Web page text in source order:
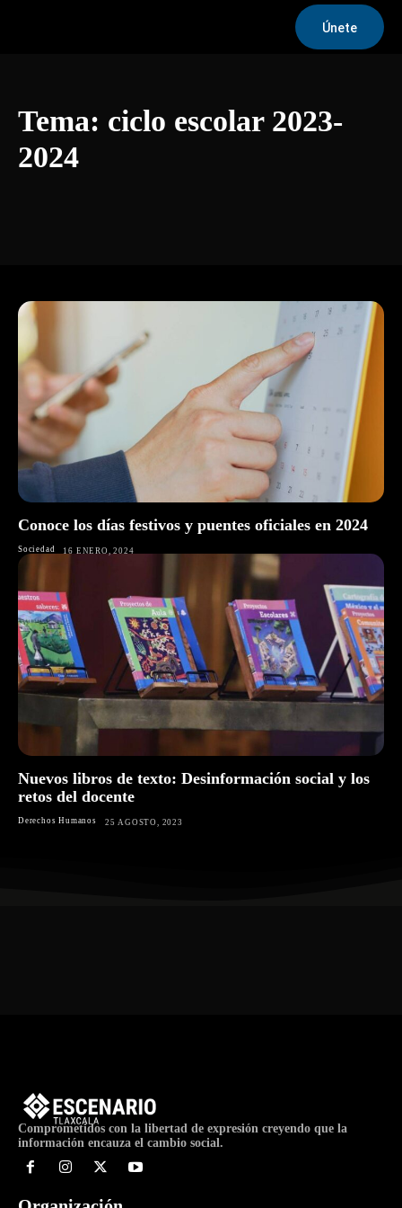
Únete
Tema: ciclo escolar 2023-
2024
Conoce los días festivos y puentes oficiales en 2024
Sociedad 16 ENERO, 2024
Nuevos libros de texto: Desinformación social y los
retos del docente
Derechos Humanos 25 AGOSTO, 2023
Comprometidos con la libertad de expresión creyendo que la
información encauza el cambio social.